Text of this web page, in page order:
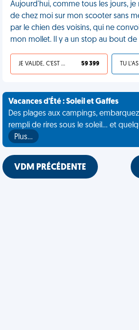
Aujourd'hui, comme tous les jours, je
de chez moi sur mon scooter sans
par le chien des voisins, qui ne
mon mollet. Il y a un stop au bout de
JE VALIDE, C'EST UNE VDM 59 399
Vacances d'Été : Soleil et Gaffes
Des plages aux campings,
rempli de rires sous le soleil... et
Plus…
VDM PRÉCÉDENTE